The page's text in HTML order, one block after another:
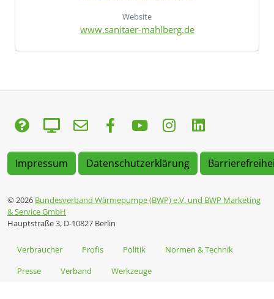
Website
www.sanitaer-mahlberg.de
Impressum Datenschutzerklärung
© 2026 Bundesverband Wärmepumpe (BWP) e.V. und BWP Marketing
& Service GmbH
Hauptstraße 3, D-10827 Berlin
Verbraucher Profis Politik
Normen & Technik
Presse
Verband Werkzeuge